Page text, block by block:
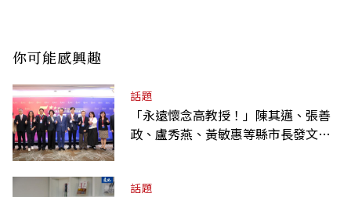
你可能感興趣
話題
「永遠懷念高教授！」陳其邁、張善
政、盧秀燕、黃敏惠等縣市長發文弔
話題